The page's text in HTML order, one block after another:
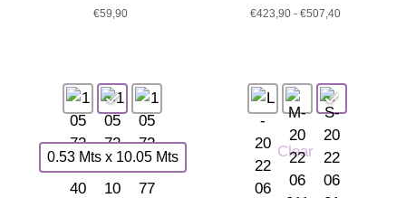
€59,90
0.53 Mts x 10.05 Mts
€423,90 - €507,40
Clear